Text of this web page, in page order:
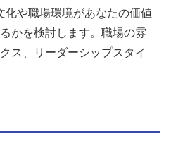
化や職場環境があなたの価値
かを検討します。職場の雰
ス、リーダーシップスタイ